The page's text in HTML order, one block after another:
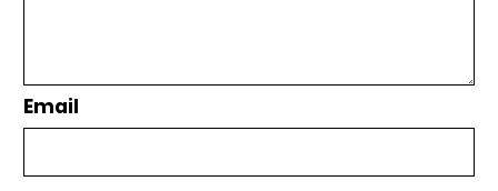
Email